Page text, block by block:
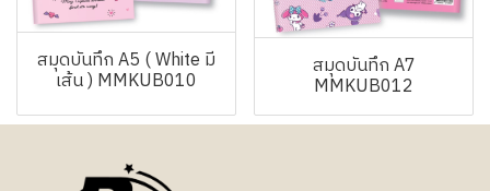
สมุดบันทึก A5 ( White มี
เส้น ) MMKUB010
สมุดบันทึก A7
MMKUB012